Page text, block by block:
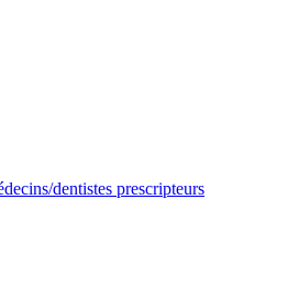
dentistes prescripteurs